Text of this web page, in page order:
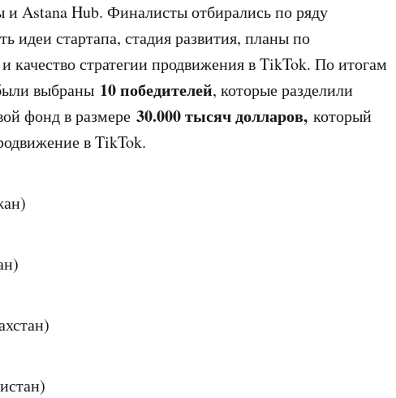
и Astana Hub. Финалисты отбирались по ряду
идеи стартапа, стадия развития, планы по
качество стратегии продвижения в TikTok. По итогам
выбраны 10 победителей, которые разделили
фонд в размере 30.000 тысяч долларов, который
в TikTok.